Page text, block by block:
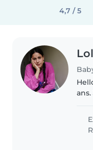
4,7 / 5
Hello 🐣 Je
Je